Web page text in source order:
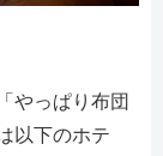
やっぱり布団
以下のホテ